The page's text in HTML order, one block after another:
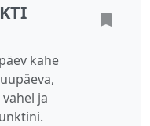
kahe
ja